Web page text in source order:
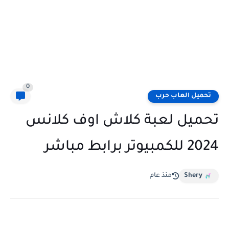
تحميل العاب حرب
0
تحميل لعبة كلاش اوف كلانس
2024 للكمبيوتر برابط مباشر
Shery منذ عام